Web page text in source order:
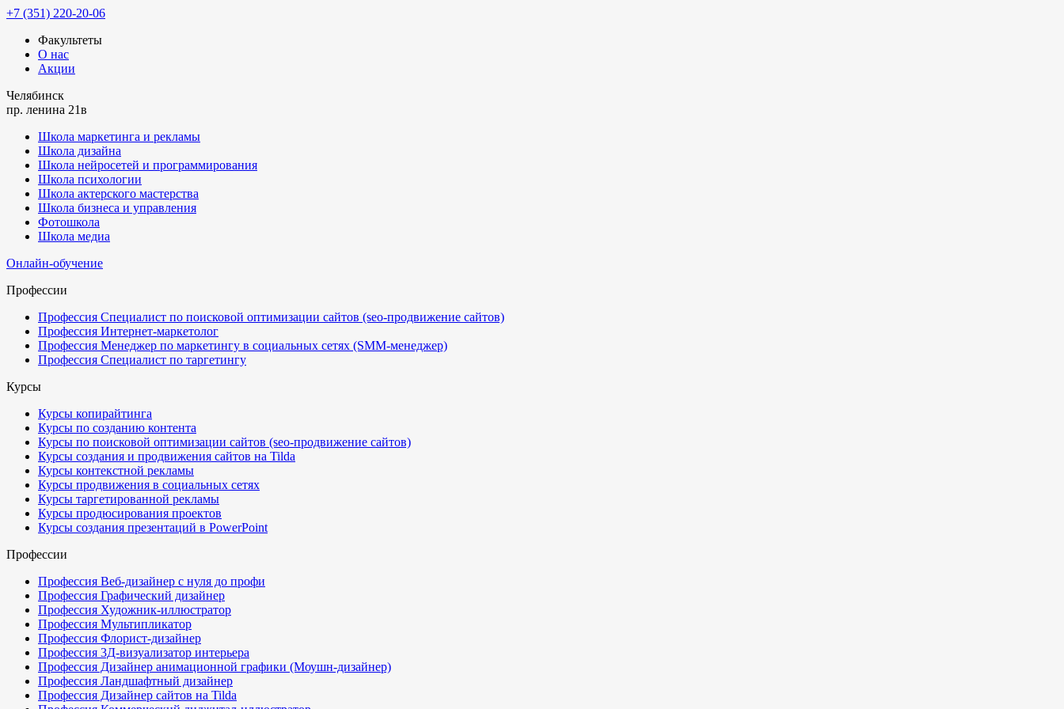
+7 (351) 220-20-06
Факультеты
О нас
Акции
Челябинск
пр. ленина 21в
Школа маркетинга и рекламы
Школа дизайна
Школа нейросетей и программирования
Школа психологии
Школа актерского мастерства
Школа бизнеса и управления
Фотошкола
Школа медиа
Онлайн-обучение
Профессии
Профессия Специалист по поисковой оптимизации сайтов (seo-продвижение сайтов)
Профессия Интернет-маркетолог
Профессия Менеджер по маркетингу в социальных сетях (SMM-менеджер)
Профессия Специалист по таргетингу
Курсы
Курсы копирайтинга
Курсы по созданию контента
Курсы по поисковой оптимизации сайтов (seo-продвижение сайтов)
Курсы создания и продвижения сайтов на Tilda
Курсы контекстной рекламы
Курсы продвижения в социальных сетях
Курсы таргетированной рекламы
Курсы продюсирования проектов
Курсы создания презентаций в PowerPoint
Профессии
Профессия Веб-дизайнер с нуля до профи
Профессия Графический дизайнер
Профессия Художник-иллюстратор
Профессия Мультипликатор
Профессия Флорист-дизайнер
Профессия 3Д-визуализатор интерьера
Профессия Дизайнер анимационной графики (Моушн-дизайнер)
Профессия Ландшафтный дизайнер
Профессия Дизайнер сайтов на Tilda